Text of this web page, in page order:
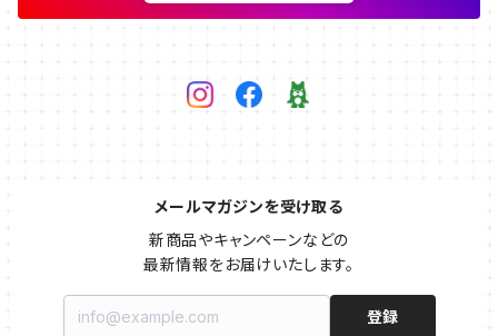
メールマガジンを受け取る
新商品やキャンペーンなどの
最新情報をお届けいたします。
登録